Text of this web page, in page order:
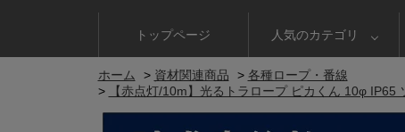
トップページ 人気のカテゴリ
ホーム > 資材関連商品 > 各種ロープ・番線
>
【赤点灯/10m】光るトラロープ ピカくん 10φ